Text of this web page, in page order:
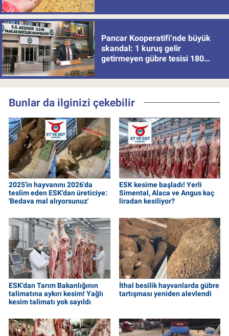
Pancar Kooperatifi’nde büyük
skandal: 1 kuruş gelir
getirmeyen gübre tesisi 180
Bunlar da ilginizi çekebilir
2025'in hayvanını 2026'da
teslim eden ESK'dan üreticiye:
'Bedava mal alıyorsunuz'
ESK kesime başladı! Yerli
Simental, Alaca ve Angus kaç
liradan kesiliyor?
ESK'dan Tarım Bakanlığının
talimatına aykırı kesim! Yağlı
kesim talimatı yok sayıldı
İthal besilik hayvanlarda gübre
tartışması yeniden alevlendi